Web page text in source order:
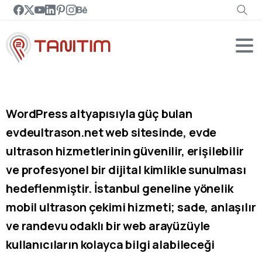
WordPress altyapısıyla güç bulan
evdeultrason.net web sitesinde, evde
ultrason hizmetlerinin güvenilir, erişilebilir
ve profesyonel bir dijital kimlikle sunulması
hedeflenmiştir. İstanbul geneline yönelik
mobil ultrason çekimi hizmeti; sade, anlaşılır
ve randevu odaklı bir web arayüzüyle
kullanıcıların kolayca bilgi alabileceği